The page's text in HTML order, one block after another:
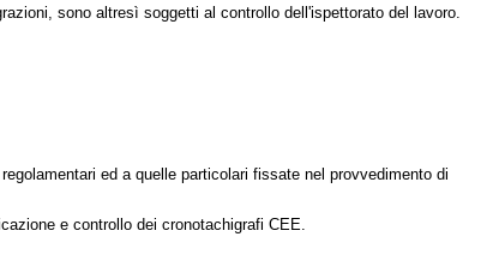
sono altresì soggetti al controllo dell'ispettorato del lavoro.
ed a quelle particolari fissate nel provvedimento di
e controllo dei cronotachigrafi CEE.